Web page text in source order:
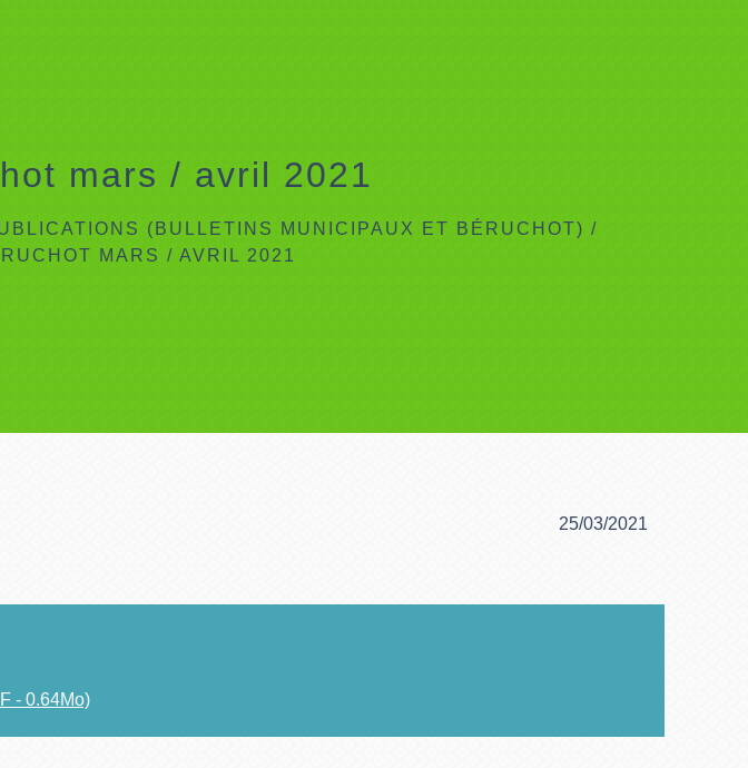
mars / avril 2021
(BULLETINS MUNICIPAUX ET BÉRUCHOT)/
MARS / AVRIL 2021
25/03/2021
- 0.64Mo)